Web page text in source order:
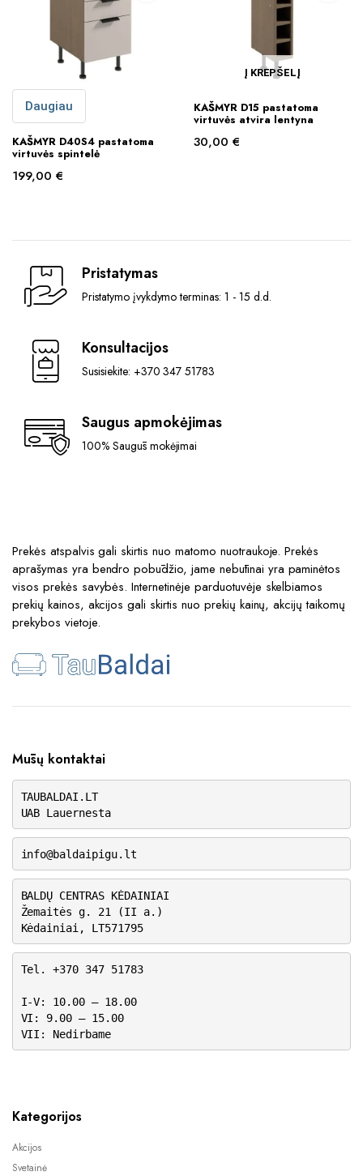
Daugiau
KAŠMYR D40S4 pastatoma
virtuvės spintelė
199,00 €
Į KREPŠELĮ
KAŠMYR D15 pastatoma
virtuvės atvira lentyna
30,00 €
Pristatymas
Pristatymo įvykdymo terminas: 1 - 15 d.d.
Konsultacijos
Susisiekite: +370 347 51783
Saugus apmokėjimas
100% Saugūs mokėjimai
Prekės atspalvis gali skirtis nuo matomo nuotraukoje. Prekės
aprašymas yra bendro pobūdžio, jame nebūtinai yra paminėtos
visos prekės savybės. Internetinėje parduotuvėje skelbiamos
prekių kainos, akcijos gali skirtis nuo prekių kainų, akcijų taikomų
prekybos vietoje.
Mūsų kontaktai
TAUBALDAI.LT
UAB Lauernesta
info@baldaipigu.lt
BALDŲ CENTRAS KĖDAINIAI
Žemaitės g. 21 (II a.)
Kėdainiai, LT571795
Tel. +370 347 51783
I-V: 10.00 – 18.00
VI: 9.00 – 15.00
VII: Nedirbame
Kategorijos
Akcijos
Svetainė